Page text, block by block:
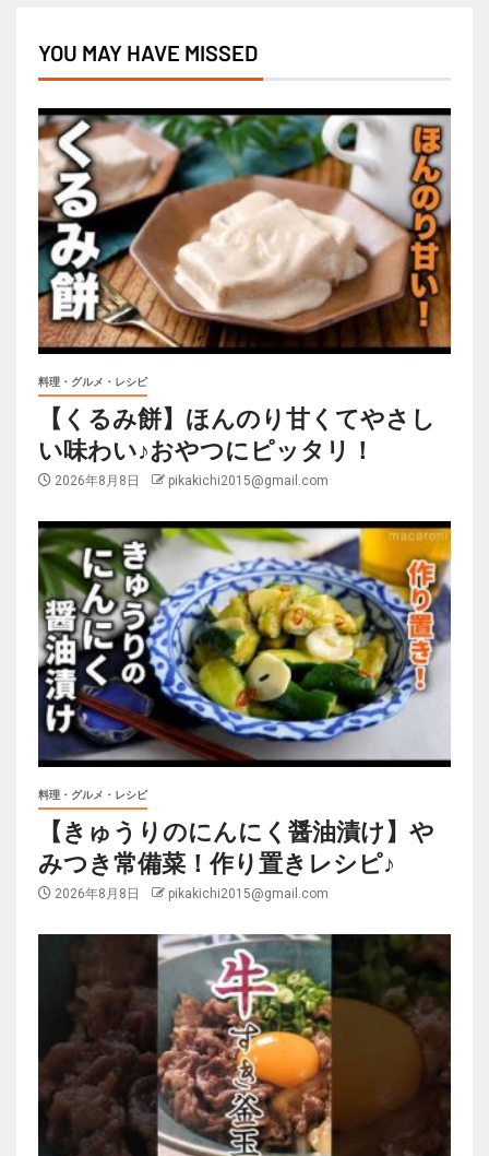
YOU MAY HAVE MISSED
料理・グルメ・レシピ
【くるみ餅】ほんのり甘くてやさし
い味わい♪おやつにピッタリ！
2026年8月8日 pikakichi2015@gmail.com
料理・グルメ・レシピ
【きゅうりのにんにく醤油漬け】や
みつき常備菜！作り置きレシピ♪
2026年8月8日 pikakichi2015@gmail.com